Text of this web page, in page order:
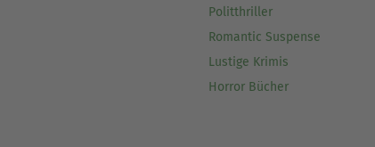
Politthriller
Romantic Suspense
Lustige Krimis
Horror Bücher